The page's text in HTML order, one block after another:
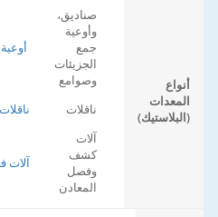
أنواع
المعدات
(البلاستيك)
صناديق،
وأوعية
جمع
الجزيئات
وصوامع
ناقلات
آلات
كشف
وفصل
المعادن
آلات